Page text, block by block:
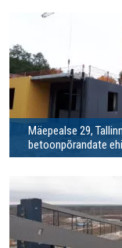
Mäepealse 29,
betoonpõrandate